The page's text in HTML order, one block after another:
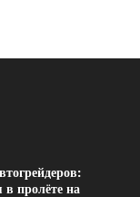
в пролёте на